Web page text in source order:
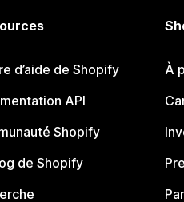
d’aide de Shopify
API
Shopify
de Shopify
À